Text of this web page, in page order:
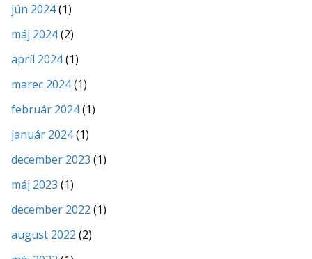
jún 2024(1)
máj 2024(2)
apríl 2024(1)
marec 2024(1)
február 2024(1)
január 2024(1)
december 2023 (1)
máj 2023 (1)
december 2022 (1)
august 2022 (2)